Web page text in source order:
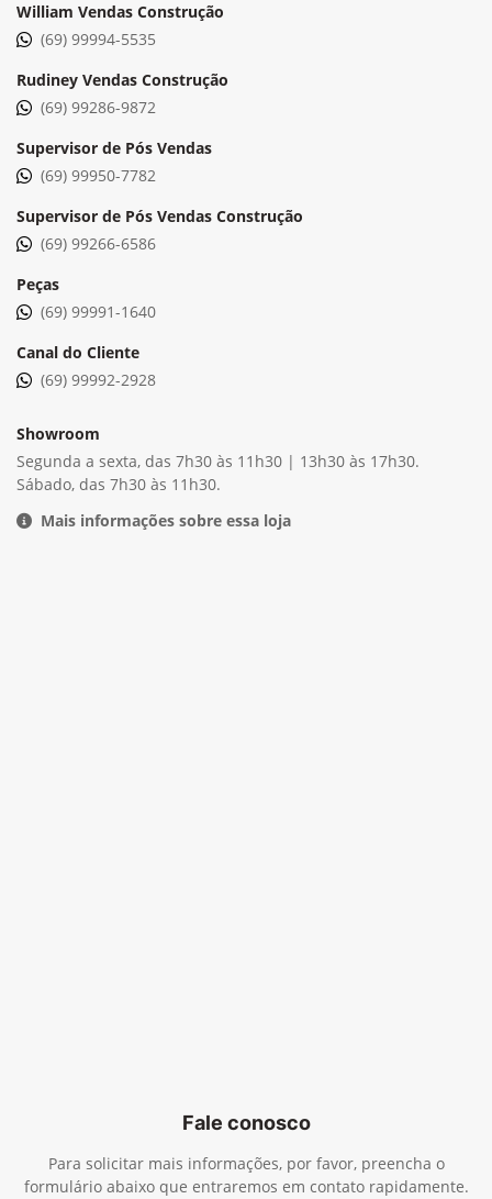
William Vendas Construção
(69) 99994-5535
Rudiney Vendas Construção
(69) 99286-9872
Supervisor de Pós Vendas
(69) 99950-7782
Supervisor de Pós Vendas Construção
(69) 99266-6586
Peças
(69) 99991-1640
Canal do Cliente
(69) 99992-2928
Showroom
Segunda a sexta, das 7h30 às 11h30 | 13h30 às 17h30.
Sábado, das 7h30 às 11h30.
Mais informações sobre essa loja
Fale conosco
Para solicitar mais informações, por favor, preencha o
formulário abaixo que entraremos em contato rapidamente.